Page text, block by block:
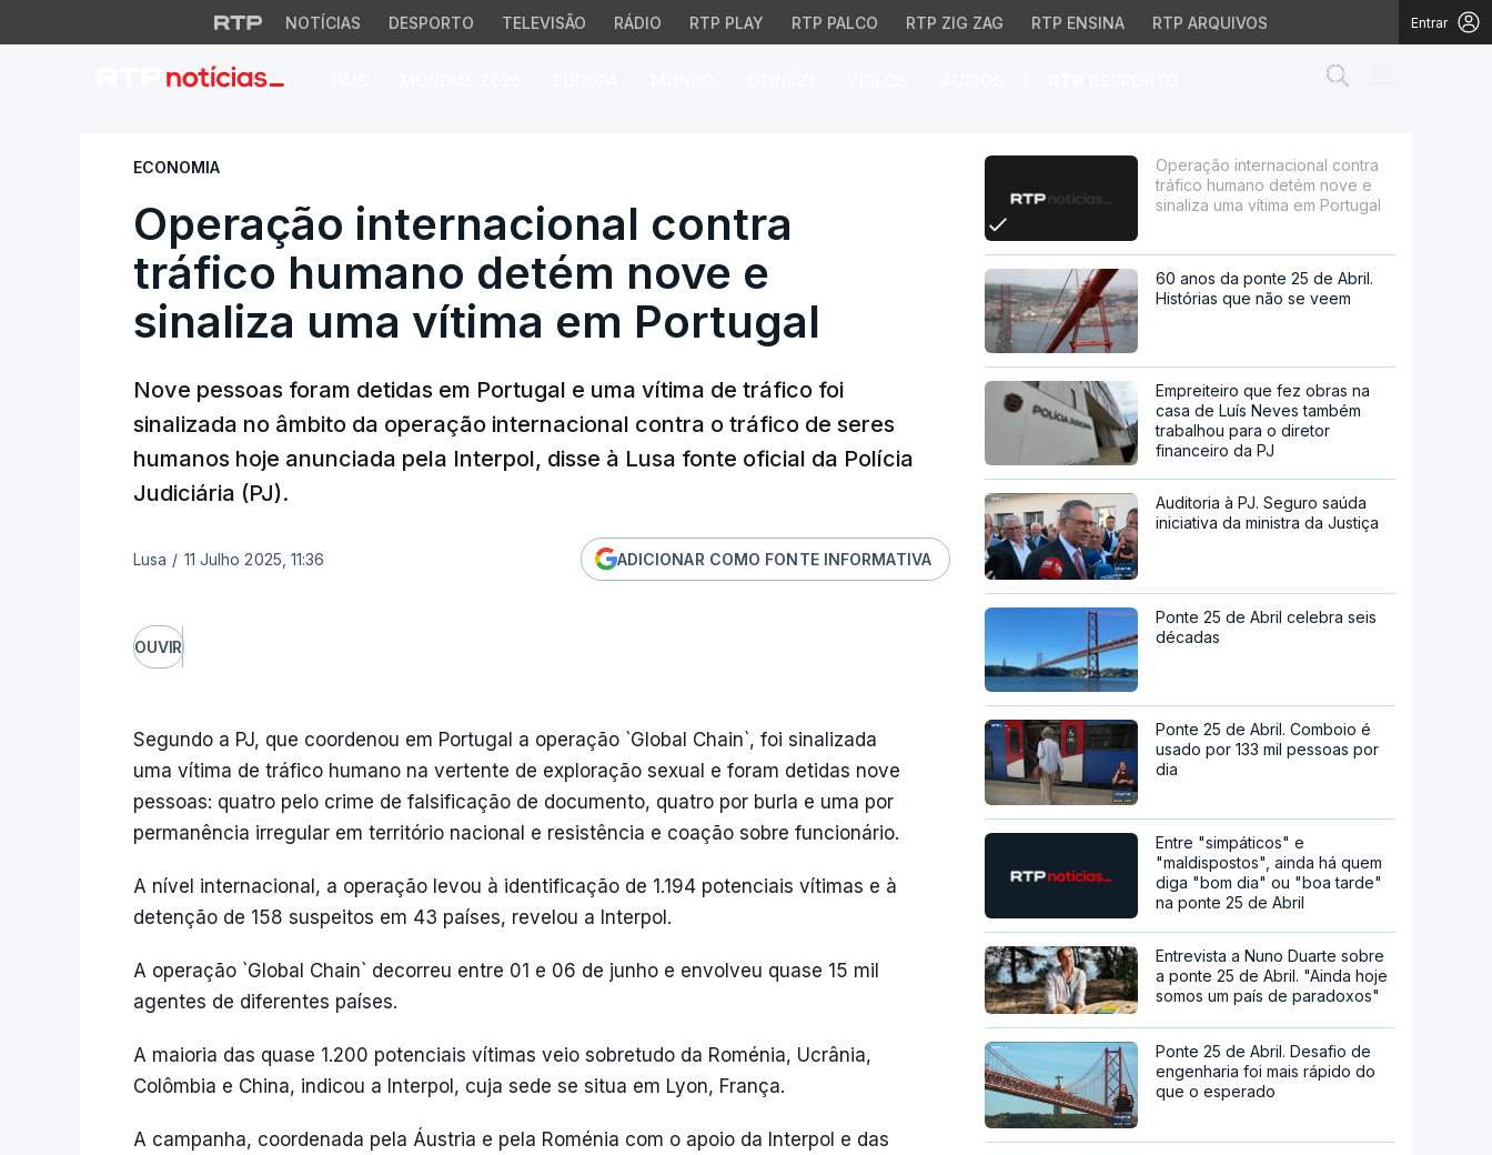
NOTÍCIAS DESPORTO TELEVISÃO RÁDIO RTP PLAY RTP PALCO RTP ZIG ZAG RTP ENSINA RTP ARQUIVOS Entrar
Operação internacional contra tráfico humano detém nove e
ECONOMIA
Operação internacional contra
tráfico humano detém nove e
sinaliza uma vítima em Portugal
Nove pessoas foram detidas em Portugal e uma vítima de tráfico foi
sinalizada no âmbito da operação internacional contra o tráfico de seres
humanos hoje anunciada pela Interpol, disse à Lusa fonte oficial da Polícia
Judiciária (PJ).
Lusa / 11 Julho 2025, 11:36 ADICIONAR COMO FONTE INFORMATIVA
OUVIR
Segundo a PJ, que coordenou em Portugal a operação `Global Chain`, foi sinalizada
uma vítima de tráfico humano na vertente de exploração sexual e foram detidas nove
pessoas: quatro pelo crime de falsificação de documento, quatro por burla e uma por
permanência irregular em território nacional e resistência e coação sobre funcionário.
A nível internacional, a operação levou à identificação de 1.194 potenciais vítimas e à
detenção de 158 suspeitos em 43 países, revelou a Interpol.
A operação `Global Chain` decorreu entre 01 e 06 de junho e envolveu quase 15 mil
agentes de diferentes países.
A maioria das quase 1.200 potenciais vítimas veio sobretudo da Roménia, Ucrânia,
Colômbia e China, indicou a Interpol, cuja sede se situa em Lyon, França.
A campanha, coordenada pela Áustria e pela Roménia com o apoio da Interpol e das
Operação internacional contra
tráfico humano detém nove e
sinaliza uma vítima em Portugal
60 anos da ponte 25 de Abril.
Histórias que não se veem
Empreiteiro que fez obras na
casa de Luís Neves também
trabalhou para o diretor
financeiro da PJ
Auditoria à PJ. Seguro saúda
iniciativa da ministra da Justiça
Ponte 25 de Abril celebra seis
décadas
Ponte 25 de Abril. Comboio é
usado por 133 mil pessoas por
dia
Entre "simpáticos" e
"maldispostos", ainda há quem
diga "bom dia" ou "boa tarde"
na ponte 25 de Abril
Entrevista a Nuno Duarte sobre
a ponte 25 de Abril. "Ainda hoje
somos um país de paradoxos"
Ponte 25 de Abril. Desafio de
engenharia foi mais rápido do
que o esperado